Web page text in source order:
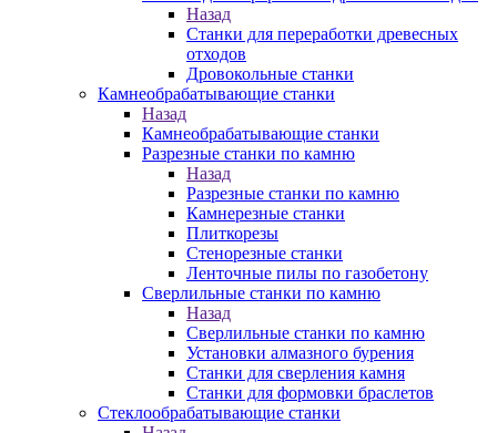
Назад
Станки для переработки древесных
отходов
Дровокольные станки
Камнеобрабатывающие станки
Назад
Камнеобрабатывающие станки
Разрезные станки по камню
Назад
Разрезные станки по камню
Камнерезные станки
Плиткорезы
Стенорезные станки
Ленточные пилы по газобетону
Сверлильные станки по камню
Назад
Сверлильные станки по камню
Установки алмазного бурения
Станки для сверления камня
Станки для формовки браслетов
Стеклообрабатывающие станки